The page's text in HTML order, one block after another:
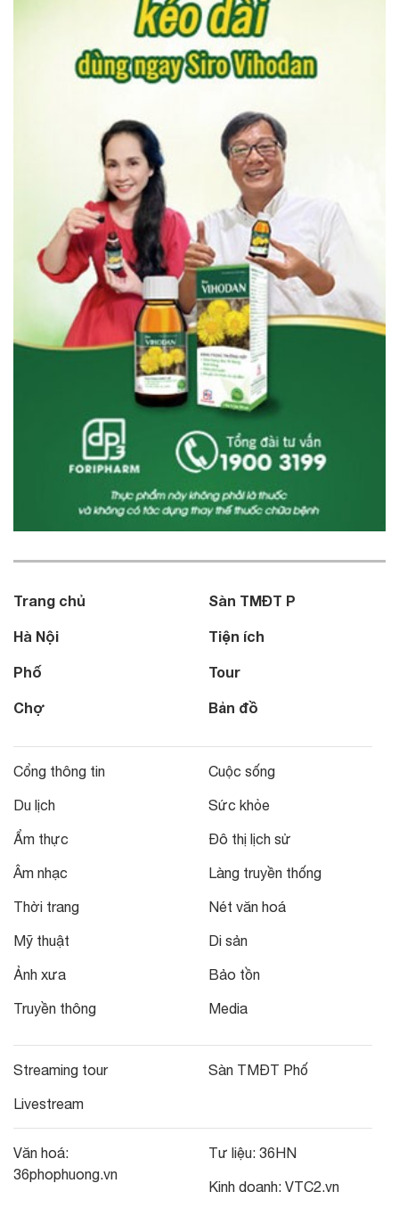
Trang chủ
Hà Nội
Phố
Chợ
Sàn TMĐT P
Tiện ích
Tour
Bản đồ
Cổng thông tin
Du lịch
Ẩm thực
Âm nhạc
Thời trang
Mỹ thuật
Ảnh xưa
Truyền thông
Cuộc sống
Sức khỏe
Đô thị lịch sử
Làng truyền thống
Nét văn hoá
Di sản
Bảo tồn
Media
Streaming tour
Livestream
Sàn TMĐT Phố
Văn hoá:
36phophuong.vn
Tư liệu: 36HN
Kinh doanh: VTC2.vn